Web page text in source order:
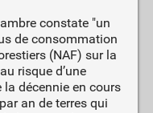
constate "un
de consommation
(NAF) sur la
risque d’une
décennie en cours
an de terres qui